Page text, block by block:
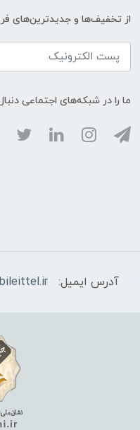
از تخفیف‌ها و جدیدترین‌های
ما را در شبکه‌های اجتماعی
آدرس ایمیل: